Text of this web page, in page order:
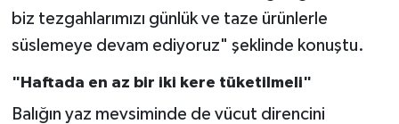
biz tezgahlarımızı günlük ve taze ürünlerle
süslemeye devam ediyoruz" şeklinde konuştu.
"Haftada en az bir iki kere tüketilmeli"
Balığın yaz mevsiminde de vücut direncini